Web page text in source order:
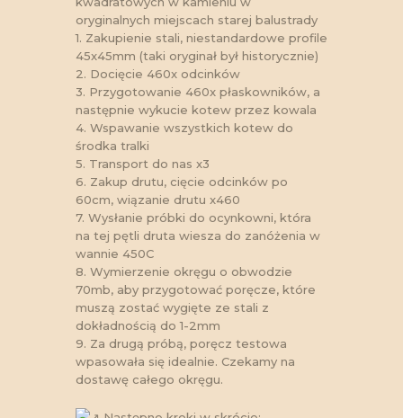
oryginalnych miejscach starej balustrady
1. Zakupienie stali, niestandardowe profile
45x45mm (taki oryginał był historycznie)
2. Docięcie 460x odcinków
3. Przygotowanie 460x płaskowników, a
następnie wykucie kotew przez kowala
4. Wspawanie wszystkich kotew do
środka tralki
5. Transport do nas x3
6. Zakup drutu, cięcie odcinków po
60cm, wiązanie drutu x460
7. Wysłanie próbki do ocynkowni, która
na tej pętli druta wiesza do zanóżenia w
wannie 450C
8. Wymierzenie okręgu o obwodzie
70mb, aby przygotować poręcze, które
muszą zostać wygięte ze stali z
dokładnością do 1-2mm
9. Za drugą próbą, poręcz testowa
wpasowała się idealnie. Czekamy na
dostawę całego okręgu.